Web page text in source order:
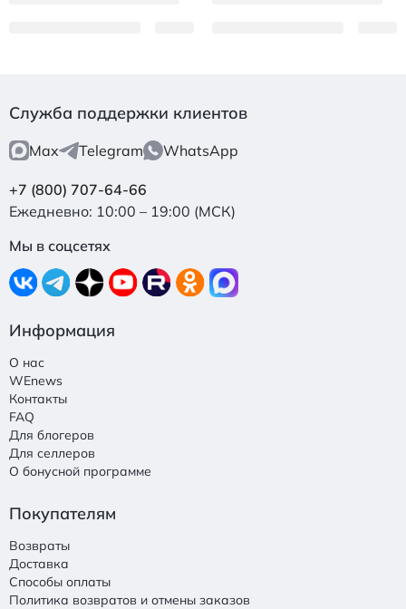
Служба поддержки клиентов
Max Telegram WhatsApp
+7 (800) 707-64-66
Ежедневно: 10:00 – 19:00 (МСК)
Мы в соцсетях
Информация
О нас
WEnews
Контакты
FAQ
Для блогеров
Для селлеров
О бонусной программе
Покупателям
Возвраты
Доставка
Способы оплаты
Политика возвратов и отмены заказов